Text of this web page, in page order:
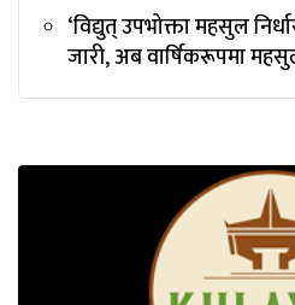
‘विद्युत् उपभोक्ता महसुल
जारी, अब वार्षिकरूपमा